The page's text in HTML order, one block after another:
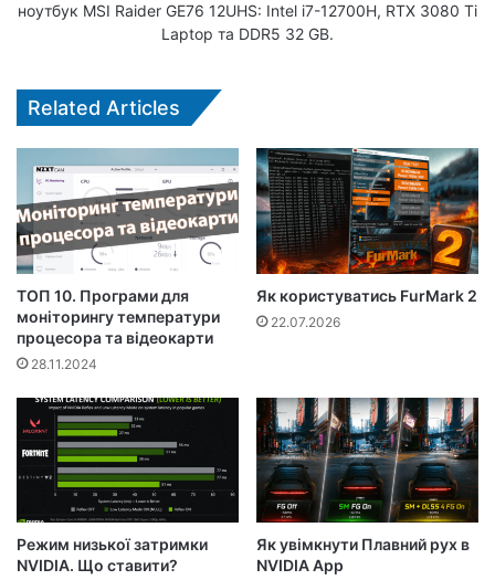
ноутбук MSI Raider GE76 12UHS: Intel i7-12700H, RTX 3080 Ti
Laptop та DDR5 32 GB.
Related Articles
ТОП 10. Програми для
моніторингу температури
процесора та відеокарти
28.11.2024
Як користуватись FurMark 2
22.07.2026
Режим низької затримки
NVIDIA. Що ставити?
Як увімкнути Плавний рух в
NVIDIA App